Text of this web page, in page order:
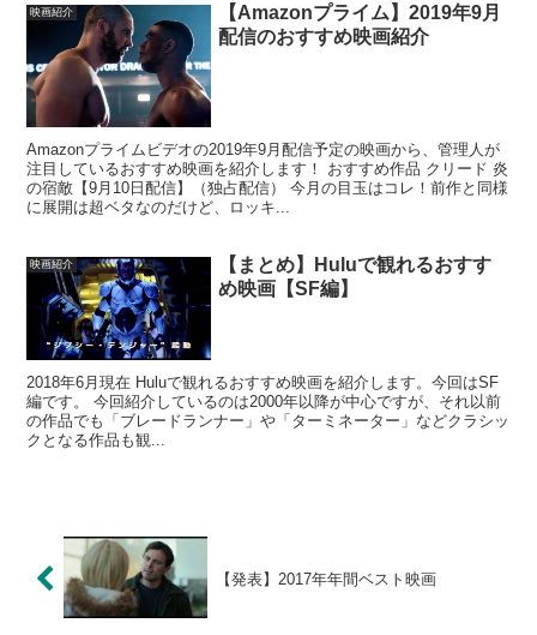
映画紹介
【Amazonプライム】2019年9月
配信のおすすめ映画紹介
Amazonプライムビデオの2019年9月配信予定の映画から、管理人が
注目しているおすすめ映画を紹介します！ おすすめ作品 クリード 炎
の宿敵【9月10日配信】（独占配信） 今月の目玉はコレ！前作と同様
に展開は超ベタなのだけど、ロッキ...
映画紹介
【まとめ】Huluで観れるおすす
め映画【SF編】
2018年6月現在 Huluで観れるおすすめ映画を紹介します。今回はSF
編です。 今回紹介しているのは2000年以降が中心ですが、それ以前
の作品でも「ブレードランナー」や「ターミネーター」などクラシッ
クとなる作品も観...
【発表】2017年年間ベスト映画